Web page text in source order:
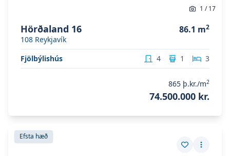
1 /17
Hörðaland 16
108 Reykjavík
86.1 m2
Fjölbýlishús 4 1 3
865 þ.kr./m2
74.500.000 kr.
Skoða eignina
Efsta hæð
Vista eign
Fleiri
Skoða eignina